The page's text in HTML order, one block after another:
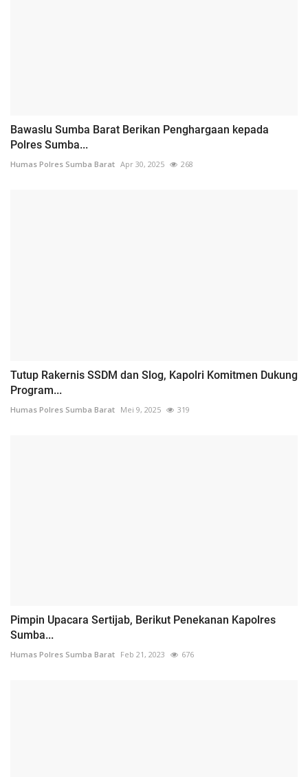
Bawaslu Sumba Barat Berikan Penghargaan kepada
Polres Sumba...
Humas Polres Sumba Barat Apr 30, 2025 268
Tutup Rakernis SSDM dan Slog, Kapolri Komitmen Dukung
Program...
Humas Polres Sumba Barat Mei 9, 2025 319
Pimpin Upacara Sertijab, Berikut Penekanan Kapolres
Sumba...
Humas Polres Sumba Barat Feb 21, 2023 676